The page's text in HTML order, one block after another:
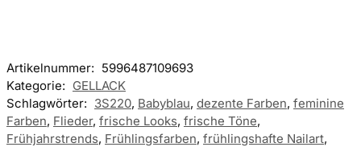
Artikelnummer: 5996487109693
Kategorie: GELLACK
Schlagwörter: 3S220, Babyblau, dezente Farben, feminine
Farben, Flieder, frische Looks, frische Töne,
Frühjahrstrends, Frühlingsfarben, frühlingshafte Nailart,